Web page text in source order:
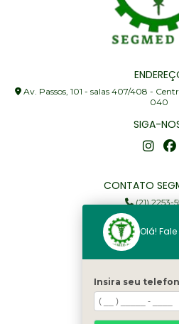
Av. Passos, 101 - salas 407/408 -
040
SIGA-
CONTATO
(21) 2253-
(21) 97905-
Home
Olá!
Insira seu